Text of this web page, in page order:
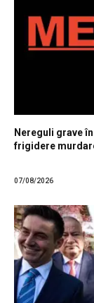
Nereguli grave
frigidere
07/08/2026